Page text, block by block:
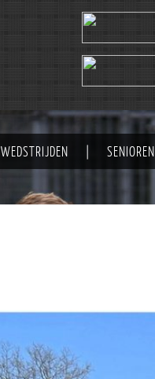
WEDSTRIJDEN SENIOREN